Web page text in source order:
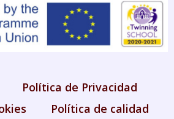
Política de Privacidad
Política de calidad